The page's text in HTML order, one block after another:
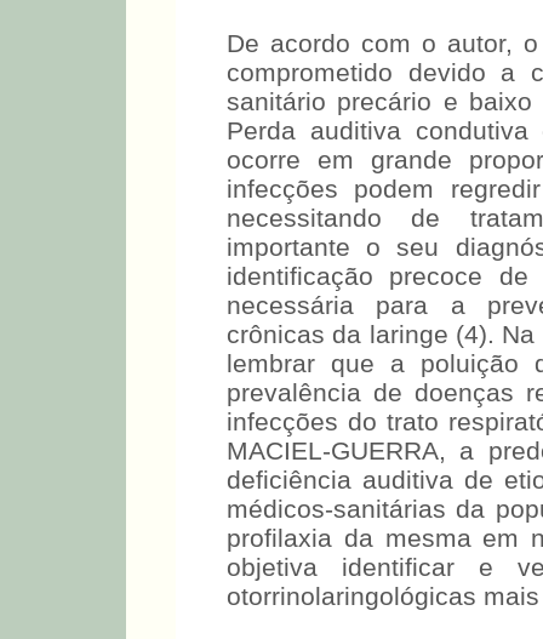
De acordo com o autor,
comprometido devido a
sanitário precário e
Perda auditiva
ocorre em grande
infecções podem
necessitando de
importante o seu
identificação precoce
necessária para a
crônicas da laringe (4).
lembrar que a poluição
prevalência de doenças
infecções do trato
MACIEL-GUERRA, a
deficiência auditiva de
médicos-sanitárias da
profilaxia da mesma em
objetiva identificar e
otorrinolaringológicas